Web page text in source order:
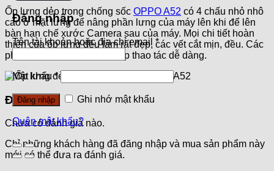
Ốp lưng dẻo trong chống sốc OPPO A52 có 4 chấu nhỏ nhô
cao ở mặt lưng để nâng phần lưng của máy lên khi để lên
bàn hạn chế xước Camera sau của máy. Mọi chi tiết hoàn
thiện của ốp lưng đều làm rất đẹp, các vết cắt mịn, đều. Các
phím bấm được làm nổi giúp thao tác dễ dàng.
Đánh giá
Chưa có đánh giá nào.
Chỉ những khách hàng đã đăng nhập và mua sản phẩm này
mới có thể đưa ra đánh giá.
Đăng nhập
Tên tài khoản hoặc địa chỉ email *
Mật khẩu*
Đăng nhập Ghi nhớ mật khẩu
Quên mật khẩu?